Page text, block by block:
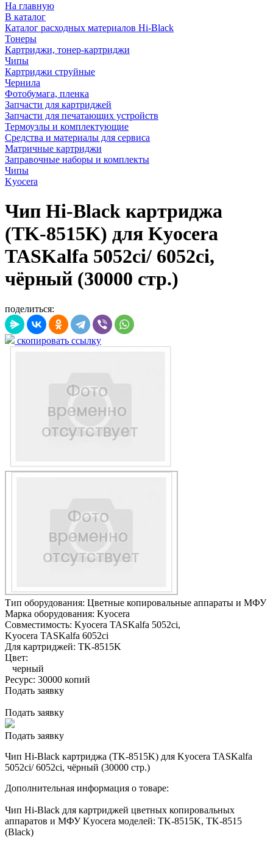
На главную
В каталог
Каталог расходных материалов Hi-Black
Тонеры
Картриджи, тонер-картриджи
Чипы
Картриджи струйные
Чернила
Фотобумага, пленка
Запчасти для картриджей
Запчасти для печатающих устройств
Термоузлы и комплектующие
Средства и материалы для сервиса
Матричные картриджи
Заправочные наборы и комплекты
Чипы
Kyocera
Чип Hi-Black картриджа
(TK-8515K) для Kyocera
TASKalfa 5052ci/ 6052ci,
чёрный (30000 стр.)
поделиться:
скопировать ссылку
Тип оборудования: Цветные копировальные аппараты и МФУ
Марка оборудования: Kyocera
Совместимость: Kyocera TASKalfa 5052ci,
Kyocera TASKalfa 6052ci
Для картриджей: TK-8515K
Цвет:
черный
Ресурс: 30000 копий
Подать заявку
Подать заявку
Подать заявку
Чип Hi-Black картриджа (TK-8515K) для Kyocera TASKalfa
5052ci/ 6052ci, чёрный (30000 стр.)
Дополнительная информация о товаре:
Чип Hi-Black для картриджей цветных копировальных
аппаратов и МФУ Kyocera моделей: TK-8515K, TK-8515
(Black)